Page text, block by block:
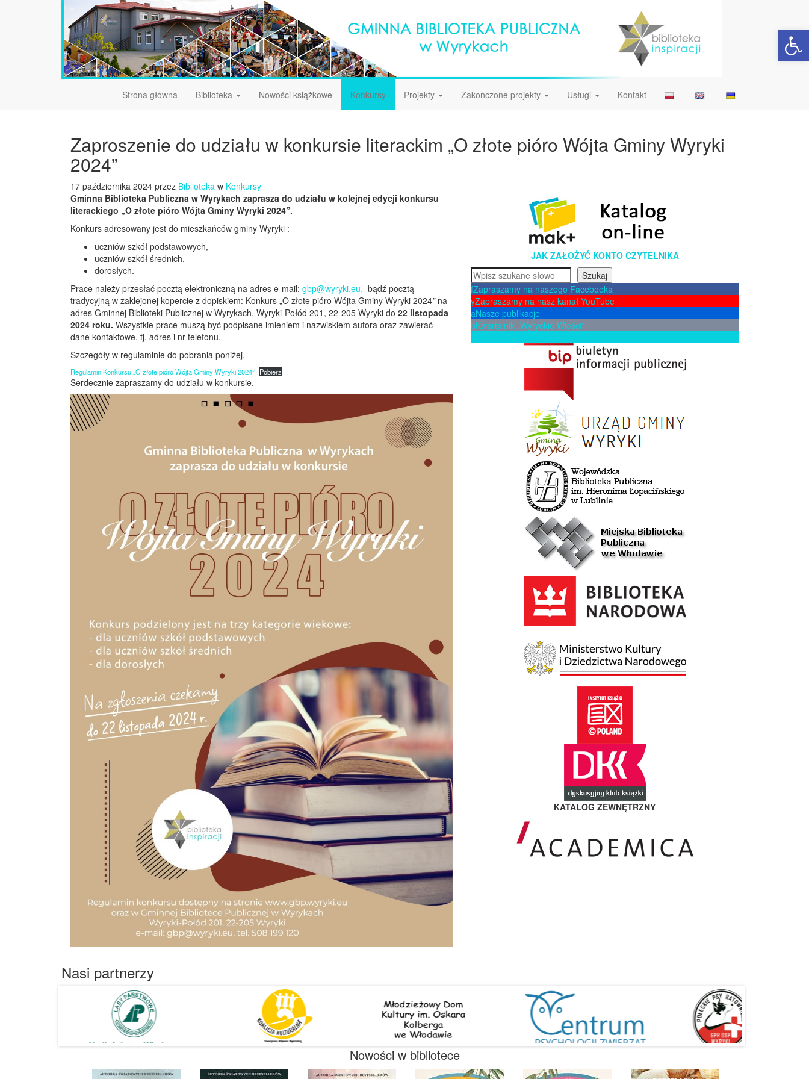
Strona główna Biblioteka Nowości książkowe Konkursy Projekty Zakończone projekty Usługi Kontakt
Zaproszenie do udziału w konkursie literackim „O złote pióro Wójta Gminy Wyryki
2024”
17 października 2024 przez Biblioteka w Konkursy
Gminna Biblioteka Publiczna w Wyrykach zaprasza do udziału w kolejnej edycji konkursu
literackiego „O złote pióro Wójta Gminy Wyryki 2024”.
Konkurs adresowany jest do mieszkańców gminy Wyryki :
uczniów szkół podstawowych,
uczniów szkół średnich,
dorosłych.
­Prace należy przesłać pocztą elektroniczną na adres e-mail: gbp@wyryki.eu, bądź pocztą
tradycyjną w zaklejonej kopercie z dopiskiem: Konkurs „O złote pióro Wójta Gminy Wyryki 2024” na
adres Gminnej Biblioteki Publicznej w Wyrykach, Wyryki-Połód 201, 22-205 Wyryki do 22 listopada
2024 roku. Wszystkie prace muszą być podpisane imieniem i nazwiskiem autora oraz zawierać
dane kontaktowe, tj. adres i nr telefonu.
Szczegóły w regulaminie do pobrania poniżej.
Regulamin Konkursu „O złote pióro Wójta Gminy Wyryki 2024” Pobierz
Serdecznie zapraszamy do udziału w konkursie.
JAK ZAŁOŻYĆ KONTO CZYTELNIKA
Szukaj
Szukaj
fZapraszamy na naszego Facebooka
yZapraszamy na nasz kanał YouTube
aNasze publikacje
bKwartalnik „Wyryckie Wieści”
KATALOG ZEWNĘTRZNY
Nasi partnerzy
Nowości w bibliotece